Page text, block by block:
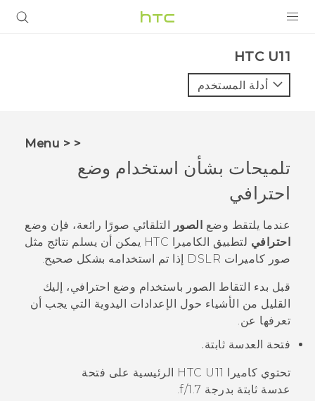
VIVE
VIVERSE
البرامج + التطبيقات
الدعم
أجهزة HTC والملحقات
HTC U11‎
أدلة المستخدم
< < Menu
تلميحات بشأن استخدام وضع
احترافي
عندما يلتقط وضع الصور
التلقائي صورًا رائعة، فإن وضع
احترافي لتطبيق الكاميرا
HTC يمكن أن يسلم نتائج مثل
صور كاميرات DSLR إذا تم استخدامه بشكل صحيح.
قبل بدء التقاط الصور باستخدام وضع احترافي، إليك
القليل من الأشياء حول الإعدادات اليدوية التي يجب أن
تعرفها عن.
فتحة العدسة ثابتة.
تحتوي كاميرا HTC U11
الرئيسية على فتحة
عدسة ثابتة بدرجة f/1.7
.